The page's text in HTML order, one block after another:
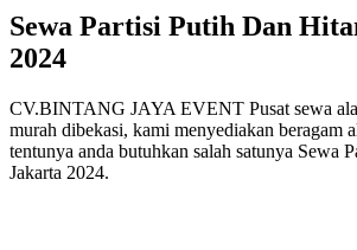
Sewa Partisi Putih Dan
2024
CV.BINTANG JAYA EVENT Pusat sewa
murah dibekasi, kami menyediakan beragam
tentunya anda butuhkan salah satunya Sewa
Jakarta 2024.